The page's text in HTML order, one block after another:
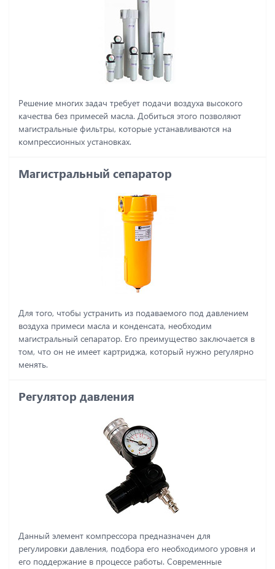
Решение многих задач требует подачи воздуха высокого
качества без примесей масла. Добиться этого позволяют
магистральные фильтры, которые устанавливаются на
компрессионных установках.
Магистральный сепаратор
Для того, чтобы устранить из подаваемого под давлением
воздуха примеси масла и конденсата, необходим
магистральный сепаратор. Его преимущество заключается в
том, что он не имеет картриджа, который нужно регулярно
менять.
Регулятор давления
Данный элемент компрессора предназначен для
регулировки давления, подбора его необходимого уровня и
его поддержание в процессе работы. Современные